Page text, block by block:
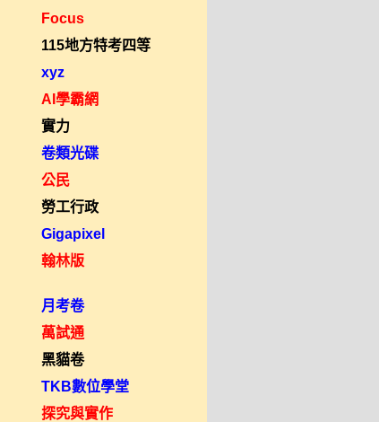
Focus
115地方特考四等
xyz
AI學霸網
實力
卷類光碟
公民
勞工行政
Gigapixel
翰林版
月考卷
萬試通
黑貓卷
TKB數位學堂
探究與實作